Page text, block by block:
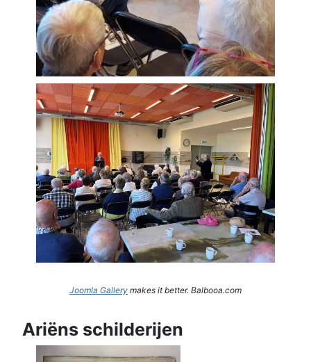
Joomla Gallery makes it better. Balbooa.com
Ariëns schilderijen